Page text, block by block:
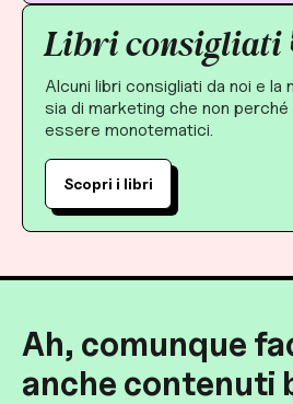
Libri consigliati
Alcuni libri consigliati da noi e la
sia di marketing che non
essere monotematici.
Scopri i libri
Ah, comunque
anche contenuti